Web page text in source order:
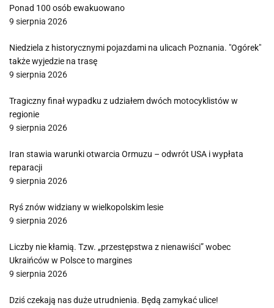
Ponad 100 osób ewakuowano
9 sierpnia 2026
Niedziela z historycznymi pojazdami na ulicach Poznania. "Ogórek"
także wyjedzie na trasę
9 sierpnia 2026
Tragiczny finał wypadku z udziałem dwóch motocyklistów w
regionie
9 sierpnia 2026
Iran stawia warunki otwarcia Ormuzu – odwrót USA i wypłata
reparacji
9 sierpnia 2026
Ryś znów widziany w wielkopolskim lesie
9 sierpnia 2026
Liczby nie kłamią. Tzw. „przestępstwa z nienawiści” wobec
Ukraińców w Polsce to margines
9 sierpnia 2026
Dziś czekają nas duże utrudnienia. Będą zamykać ulice!